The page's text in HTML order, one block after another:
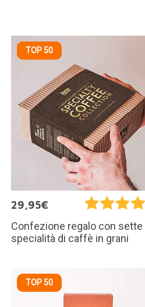
TOP 50
29,95€
Confezione regalo con sette
specialità di caffè in grani
TOP 50